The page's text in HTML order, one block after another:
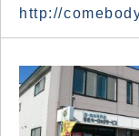
http://